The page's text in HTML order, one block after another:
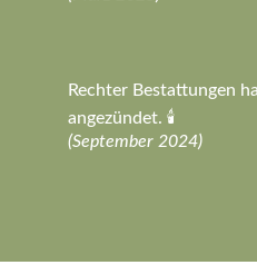
Rechter Bestattungen
angezündet. 🕯️
(September 2024)